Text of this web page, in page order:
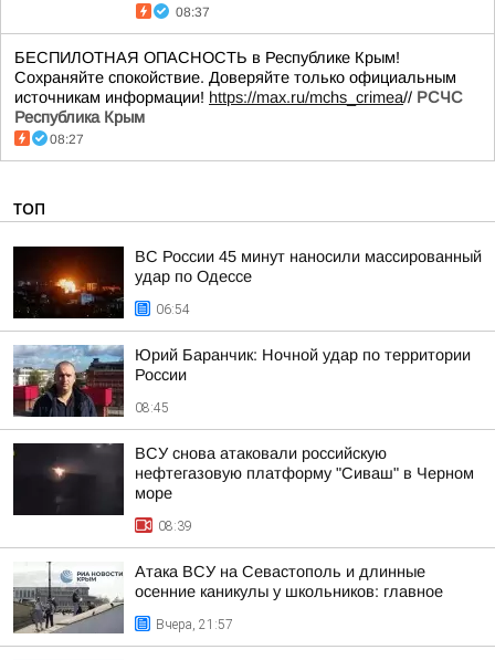
08:37
БЕСПИЛОТНАЯ ОПАСНОСТЬ в Республике Крым!
Сохраняйте спокойствие. Доверяйте только официальным
источникам информации! https://max.ru/mchs_crimea// РСЧС
Республика Крым
08:27
ТОП
ВС России 45 минут наносили массированный
удар по Одессе
06:54
Юрий Баранчик: Ночной удар по территории
России
08:45
ВСУ снова атаковали российскую
нефтегазовую платформу "Сиваш" в Черном
море
08:39
Атака ВСУ на Севастополь и длинные
осенние каникулы у школьников: главное
Вчера, 21:57